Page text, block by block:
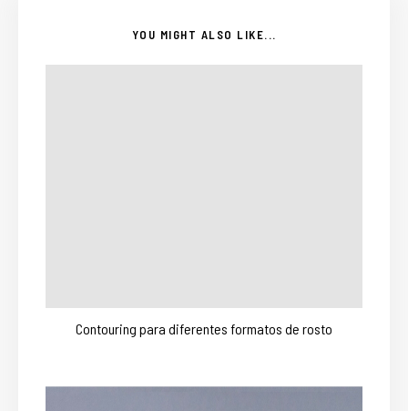
YOU MIGHT ALSO LIKE...
Contouring para diferentes formatos de rosto